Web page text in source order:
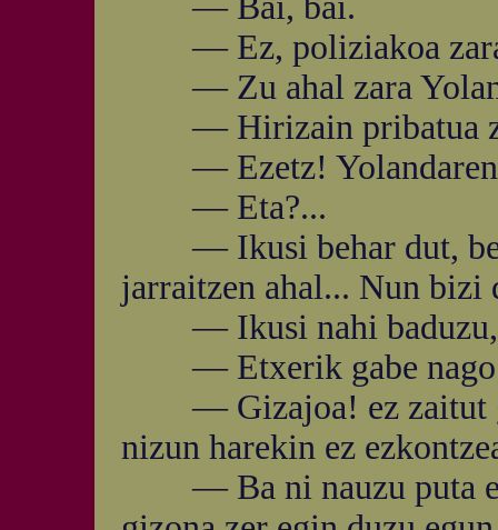
— Ez, poliziakoa
— Zu ahal zara
— Hirizain pribatua
— Ezetz! Yolandaren
— Eta?...
— Ikusi behar dut,
jarraitzen ahal... Nun bizi
— Ikusi nahi baduzu,
— Etxerik gabe nago
— Gizajoa! ez zaitut
nizun harekin ez
— Ba ni nauzu puta